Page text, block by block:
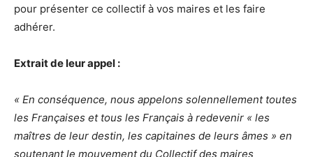
pour présenter ce collectif à vos maires et les faire
adhérer.
Extrait de leur appel :
« En conséquence, nous appelons solennellement toutes
les Françaises et tous les Français à redevenir « les
maîtres de leur destin, les capitaines de leurs âmes » en
soutenant le mouvement du Collectif des maires